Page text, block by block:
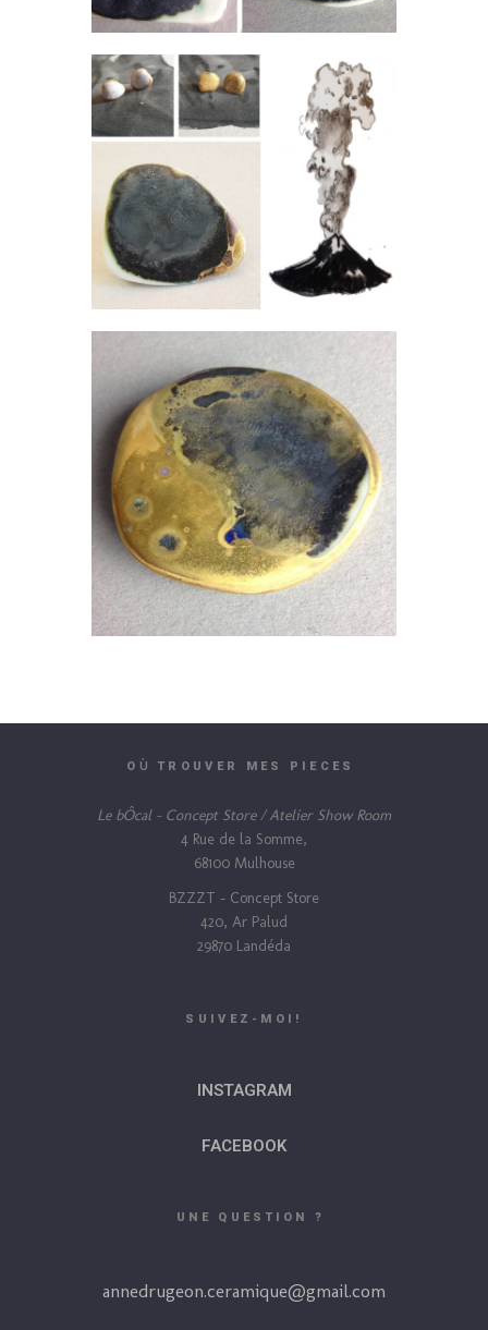
O ÙTROUVER MES PIECES
Le bÔcal – Concept Store / Atelier Show Room
4 Rue de la Somme,
68100 Mulhouse
BZZZT – Concept Store
420, Ar Palud
29870 Landéda
SUIVEZ-MOI!
INSTAGRAM
FACEBOOK
UNE QUESTION ?
annedrugeon.ceramique@gmail.com